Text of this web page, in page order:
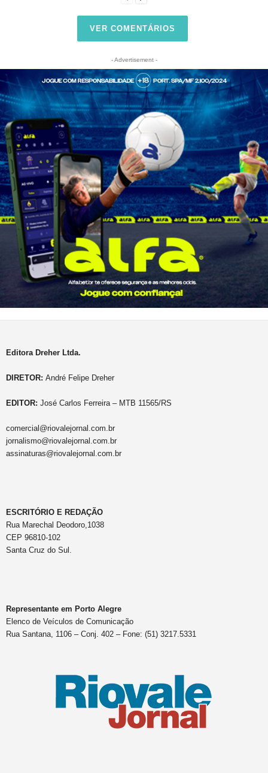
VER COMENTÁRIOS
- Advertisement -
Editora Dreher Ltda.
DIRETOR: André Felipe Dreher
EDITOR: José Carlos Ferreira – MTB 11565/RS
comercial@riovalejornal.com.br
jornalismo@riovalejornal.com.br
assinaturas@riovalejornal.com.br
ESCRITÓRIO E REDAÇÃO
Rua Marechal Deodoro,1038
CEP 96810-102
Santa Cruz do Sul.
Representante em Porto Alegre
Elenco de Veículos de Comunicação
Rua Santana, 1106 – Conj. 402 – Fone: (51) 3217.5331